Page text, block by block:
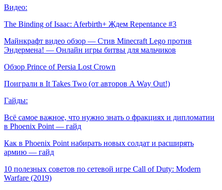
Видео:
The Binding of Isaac: Aferbirth+ Ждем Repentance #3
Майнкрафт видео обзор — Стив Minecraft Lego против
Эндермена! — Онлайн игры битвы для мальчиков
Обзор Prince of Persia Lost Crown
Поиграли в It Takes Two (от авторов A Way Out!)
Гайды:
Всё самое важное, что нужно знать о фракциях и дипломатии
в Phoenix Point — гайд
Как в Phoenix Point набирать новых солдат и расширять
армию — гайд
10 полезных советов по сетевой игре Call of Duty: Modern
Warfare (2019)